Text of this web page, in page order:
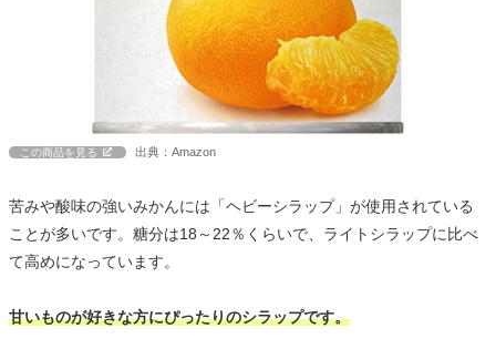
この商品を見る 出典：Amazon
苦みや酸味の強いみかんには「ヘビーシラップ」が使用されている
ことが多いです。糖分は18～22％くらいで、ライトシラップに比べ
て高めになっています。
甘いものが好きな方にぴったりのシラップです。